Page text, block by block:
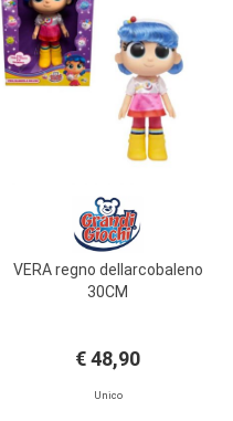
VERA regno dellarcobaleno
30CM
€ 48,90
Unico